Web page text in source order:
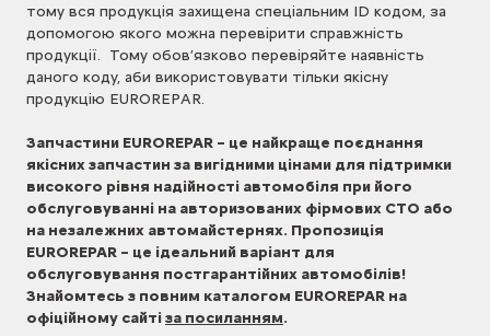
тому вся продукція захищена спеціальним ID кодом, за
допомогою якого можна перевірити справжність
продукції. Тому обов’язково перевіряйте наявність
даного коду, аби використовувати тільки якісну
продукцію EUROREPAR.
Запчастини EUROREPAR – це найкраще поєднання
якісних запчастин за вигідними цінами для підтримки
високого рівня надійності автомобіля при його
обслуговуванні на авторизованих фірмових СТО або
на незалежних автомайстернях. Пропозиція
EUROREPAR – це ідеальний варіант для
обслуговування постгарантійних автомобілів!
Знайомтесь з повним каталогом EUROREPAR на
офіційному сайтіза посиланням.